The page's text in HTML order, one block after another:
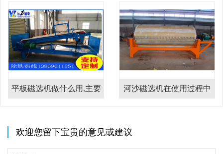
平板磁选机做什么用,主要
用在什么物料上
河沙磁选机在使用过程中
的注意事项
欢迎您留下宝贵的意见或建议